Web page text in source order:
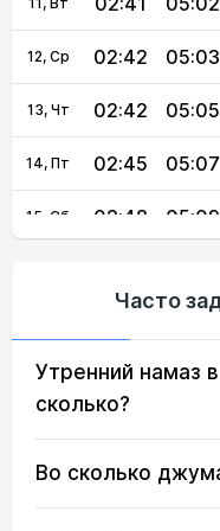
12, Ср 02:42 05:03
13, Чт 02:42 05:05
14, Пт 02:45 05:07
15, Сб 02:48 05:09
18, Вт 02:59 05:14
20, Чт 03:05 05:18
Часто
Утренний намаз
сколько?
Во сколько